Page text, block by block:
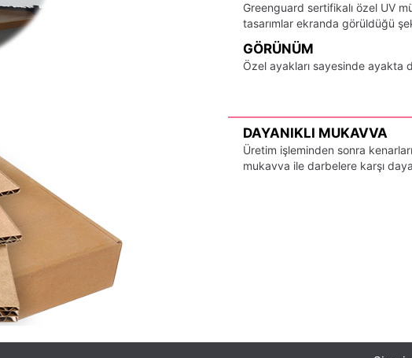
Greenguard sertifikalı özel UV
tasarımlar ekranda görüldüğü
GÖRÜNÜM
Özel ayakları sayesinde ayakta
DAYANIKLI MUKAVVA
Üretim işleminden sonra
mukavva ile darbelere karşı